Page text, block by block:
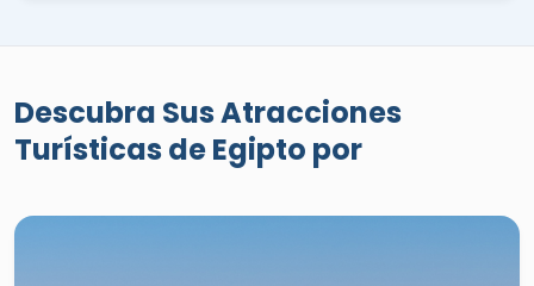
Descubra Sus Atracciones
Turísticas de Egipto por